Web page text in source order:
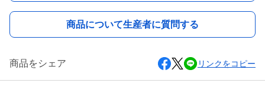
商品について生産者に質問する
商品をシェア リンクをコピー